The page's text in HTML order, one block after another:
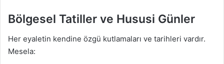
Bölgesel Tatiller ve Hususi Günler
Her eyaletin kendine özgü kutlamaları ve tarihleri vardır.
Mesela: